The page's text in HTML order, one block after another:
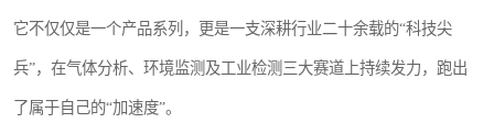
它不仅仅是一个产品系列，更是一支深耕行业二十余载的“科技尖
兵”，在气体分析、环境监测及工业检测三大赛道上持续发力，跑出
了属于自己的“加速度”。